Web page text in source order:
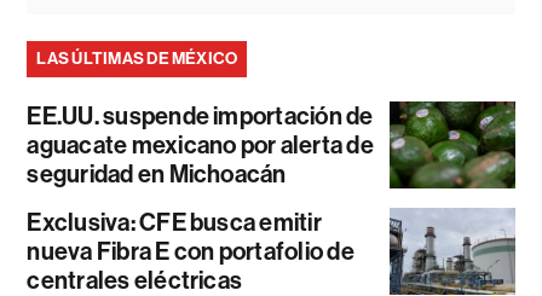
LAS ÚLTIMAS DE MÉXICO
EE.UU. suspende importación de
aguacate mexicano por alerta de
seguridad en Michoacán
Exclusiva: CFE busca emitir
nueva Fibra E con portafolio de
centrales eléctricas